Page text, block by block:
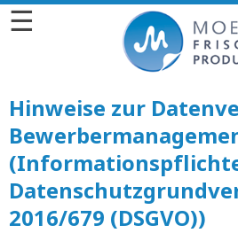
☰
Hinweise zur
2016/679 (DSGVO))